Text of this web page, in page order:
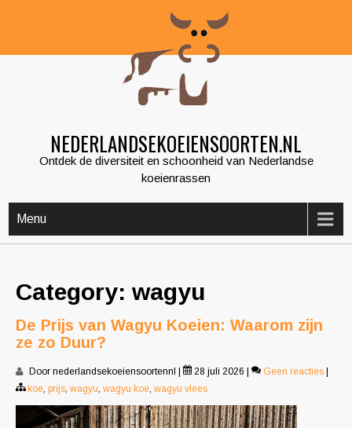
NEDERLANDSEKOEIENSOORTEN.NL
Ontdek de diversiteit en schoonheid van Nederlandse
koeienrassen
Menu
Category: wagyu
De Prijs van Wagyu Koeien: Waarom zijn
ze zo Duur?
Door nederlandsekoeiensoortennl 28 juli 2026 Geen reacties
koe, prijs, wagyu, wagyu koe, wagyu vlees